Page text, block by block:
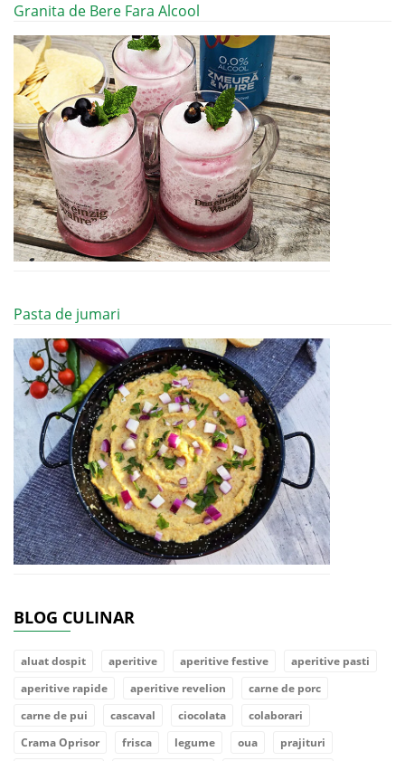
Granita de Bere Fara Alcool
Pasta de jumari
BLOG CULINAR
aluat dospit aperitive aperitive festive
aperitive pasti
aperitive rapide
aperitive revelion
carne de porc
carne de pui
cascaval ciocolata
colaborari
Crama Oprisor
frisca legume oua
prajituri